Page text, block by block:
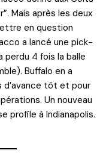
Mais après les deux
en question
a lancé une pick-
perdu 4 fois la balle
Buffalo en a
tôt et pour
Un nouveau
profile à Indianapolis.